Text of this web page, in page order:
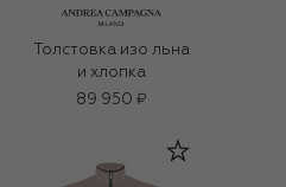
Толстовка изо льна
и хлопка
89 950 ₽